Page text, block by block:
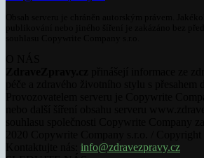
info@zdravezpravy.cz